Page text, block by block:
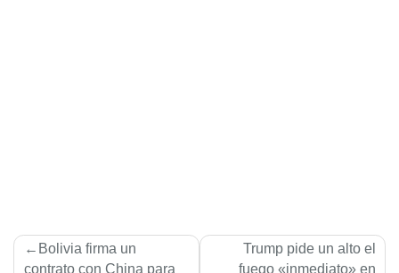
Navegación
Bolivia firma un
contrato con China para
Trump pide un alto el
fuego «inmediato» en